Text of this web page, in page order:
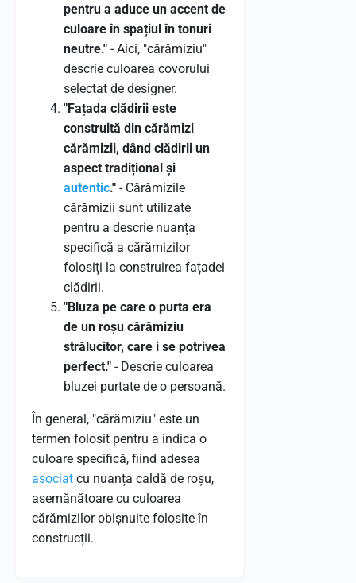
pentru a aduce un accent de
culoare în spațiul în tonuri
neutre." - Aici, "cărămiziu"
descrie culoarea covorului
selectat de designer.
"Fațada clădirii este
construită din cărămizi
cărămizii, dând clădirii un
aspect tradițional și
autentic." - Cărămizile
cărămizii sunt utilizate
pentru a descrie nuanța
specifică a cărămizilor
folosiți la construirea fațadei
clădirii.
"Bluza pe care o purta era
de un roșu cărămiziu
strălucitor, care i se potrivea
perfect." - Descrie culoarea
bluzei purtate de o persoană.
În general, "cărămiziu" este un
termen folosit pentru a indica o
culoare specifică, fiind adesea
asociat cu nuanța caldă de roșu,
asemănătoare cu culoarea
cărămizilor obișnuite folosite în
construcții.